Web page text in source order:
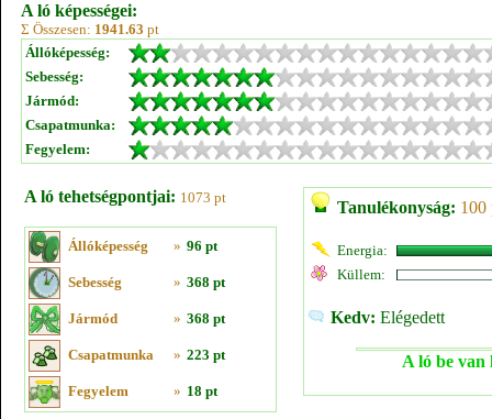
A ló képességei:
Σ Összesen: 1941.63 pt
Állóképesség:
Sebesség:
Jármód:
Csapatmunka:
Fegyelem:
A ló tehetségpontjai: 1073 pt
Állóképesség » 96 pt
Sebesség » 368 pt
Jármód » 368 pt
Csapatmunka » 223 pt
Fegyelem » 18 pt
Tanulékonyság: 100
Energia:
Küllem:
Kedv: Elégedett
A ló be van